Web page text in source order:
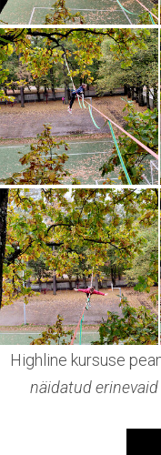
Highline kursuse
näidatud